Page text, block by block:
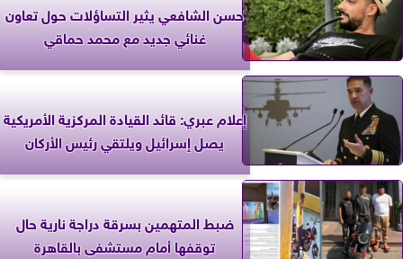
حسن الشافعي يثير التساؤلات حول تعاون
غنائي جديد مع محمد حماقي
إعلام عبري: قائد القيادة المركزية الأمريكية
يصل إسرائيل ويلتقي رئيس الأركان
ضبط المتهمين بسرقة دراجة نارية حال
توقفها أمام مستشفى بالقاهرة